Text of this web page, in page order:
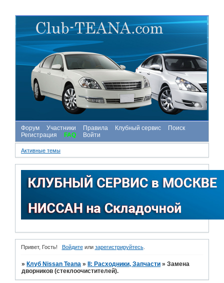
Форум Участники Правила Клубный сервис
Поиск
Регистрация
FAQ Войти
Активные темы
Привет, Гость! Войдитеили зарегистрируйтесь.
» Клуб Nissan Teana » II: Расходники, Запчасти »Замена
дворников (стеклоочистителей).